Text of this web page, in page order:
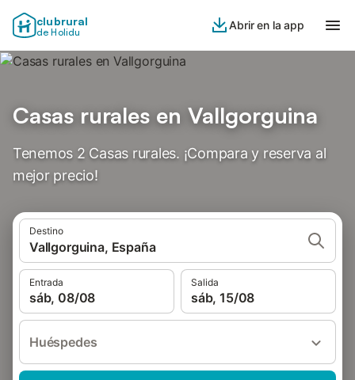
clubrural
de Holidu
Abrir en la app
Casas rurales en Vallgorguina
Tenemos 2 Casas rurales. ¡Compara y reserva al
mejor precio!
Destino
Vallgorguina, España
Entrada
sáb, 08/08
Salida
sáb, 15/08
Huéspedes